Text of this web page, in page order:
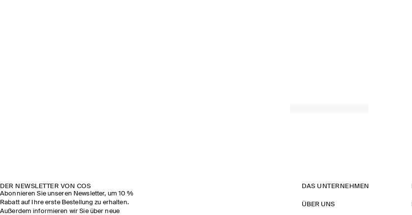
DER NEWSLETTER VON COS
Abonnieren Sie unseren Newsletter, um 10 %
Rabatt auf Ihre erste Bestellung zu erhalten.
Außerdem informieren wir Sie über neue
DAS UNTERNEHMEN
ÜBER UNS